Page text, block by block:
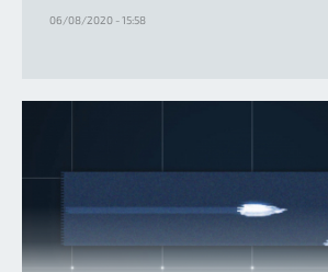
06/08/2020 - 15:58